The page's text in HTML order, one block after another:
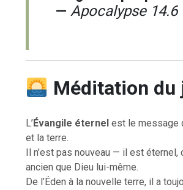
—Apocalypse 14.6
Méditation du
L’Évangile éternel est le message
et la terre.
Il n’est pas nouveau — il est éternel,
ancien que Dieu lui-même.
De l’Éden à la nouvelle terre, il a